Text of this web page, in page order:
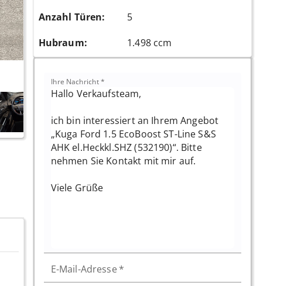
Anzahl Türen:
5
Hubraum: 1.498 ccm
Ihre Nachricht*
E-Mail-Adresse *